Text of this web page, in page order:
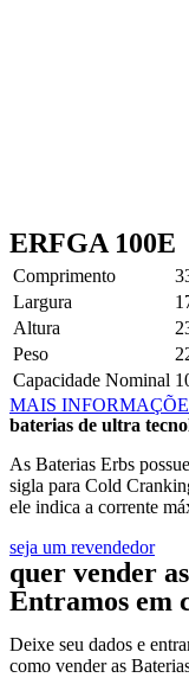
ERFGA 100E
Comprimento
Largura
Altura
Peso
Capacidade Nominal
MAIS
baterias de ultra
As Baterias Erbs
sigla para Cold
ele indica a corrente
seja um revendedor
quer vender
Entramos em
Deixe seu dados e
como vender as